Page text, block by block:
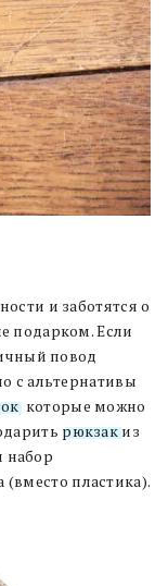
и заботятся о
подарком. Если
повод
с альтернативы
, которые можно
рюкзакиз
набор
(вместо пластика).